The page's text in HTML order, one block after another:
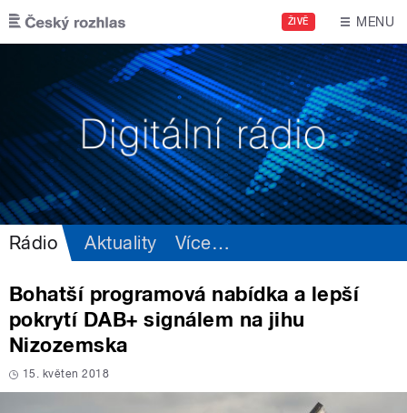
Přejít k hlavnímu obsahu
ŽIVĚ MENU
Rádio Aktuality Více…
Bohatší programová nabídka a lepší
pokrytí DAB+ signálem na jihu
Nizozemska
15. květen 2018